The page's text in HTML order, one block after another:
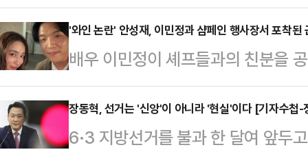
수석과 한동훈 전 국민의힘 대표가
나타났다. 여론조사기관 미디어토
선 ARS(자동응답) 방식으로 부산
치러지고 다음 세 인물이 맞붙는다
하정우 수석은 35.5%로 나타났다.
요청을 받고 있다.무소속의 한동
'와인 논란' 안성재, 이민정과 샴페인 행사장서 포착된
배우 이민정이 셰프들과의 친분을
싸인 안성재의 근황도 함께 주목받
서비스(SNS)에 “나와 정확한 동갑
롬 손종원 셰프님, 엄태준 셰프님,
장동혁, 선거는 '신앙'이 아니라 '현실'이다 [기자수첩-
6·3 지방선거를 불과 한 달여 앞두